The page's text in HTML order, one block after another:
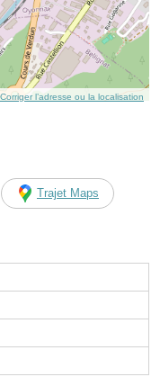
Corriger l’adresse ou la localisation
Trajet Maps